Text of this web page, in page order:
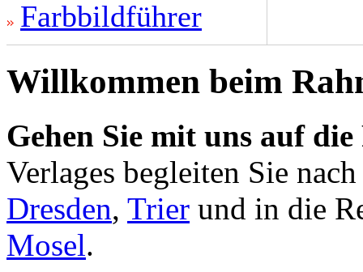
Farbbildführer
Willkommen beim
Gehen Sie mit uns auf die
Verlages begleiten Sie
Dresden, Trier und in die
Mosel.